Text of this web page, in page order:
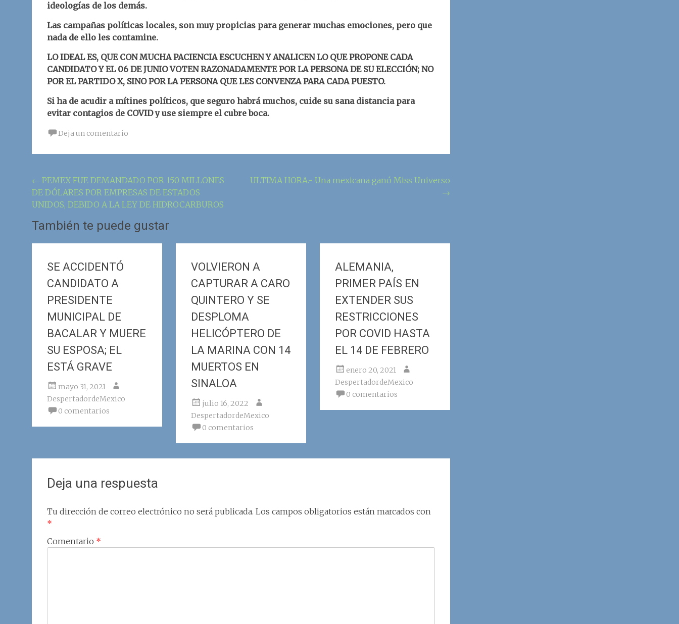
ideologías de los demás.
Las campañas políticas locales, son muy propicias para generar muchas emociones, pero que
nada de ello les contamine.
LO IDEAL ES, QUE CON MUCHA PACIENCIA ESCUCHEN Y ANALICEN LO QUE PROPONE CADA
CANDIDATO Y EL 06 DE JUNIO VOTEN RAZONADAMENTE POR LA PERSONA DE SU ELECCIÓN; NO
POR EL PARTIDO X, SINO POR LA PERSONA QUE LES CONVENZA PARA CADA PUESTO.
Si ha de acudir a mítines políticos, que seguro habrá muchos, cuide su sana distancia para
evitar contagios de COVID y use siempre el cubre boca.
Deja un comentario
Navegación
de
entrada
← PEMEX FUE DEMANDADO POR 150 MILLONES
DE DÓLARES POR EMPRESAS DE ESTADOS
UNIDOS, DEBIDO A LA LEY DE HIDROCARBUROS
ULTIMA HORA.- Una mexicana ganó Miss Universo
→
También te puede gustar
SE ACCIDENTÓ
CANDIDATO A
PRESIDENTE
MUNICIPAL DE
BACALAR Y MUERE
SU ESPOSA; EL
ESTÁ GRAVE
mayo 31, 2021
DespertadordeMexico
0 comentarios
VOLVIERON A
CAPTURAR A CARO
QUINTERO Y SE
DESPLOMA
HELICÓPTERO DE
LA MARINA CON 14
MUERTOS EN
SINALOA
julio 16, 2022
DespertadordeMexico
0 comentarios
ALEMANIA,
PRIMER PAÍS EN
EXTENDER SUS
RESTRICCIONES
POR COVID HASTA
EL 14 DE FEBRERO
enero 20, 2021
DespertadordeMexico
0 comentarios
Deja una respuesta
Tu dirección de correo electrónico no será publicada. Los campos obligatorios están marcados con
*
Comentario *